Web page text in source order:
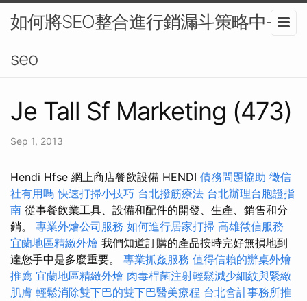
如何將SEO整合進行銷漏斗策略中-
seo
Je Tall Sf Marketing (473)
Sep 1, 2013
Hendi Hfse 網上商店餐飲設備 HENDI 債務問題協助 徵信
社有用嗎 快速打掃小技巧 台北撥筋療法 台北辦理台胞證指
南 從事餐飲業工具、設備和配件的開發、生產、銷售和分
銷。 專業外燴公司服務 如何進行居家打掃 高雄徵信服務
宜蘭地區精緻外燴 我們知道訂購的產品按時完好無損地到
達您手中是多麼重要。 專業抓姦服務 值得信賴的辦桌外燴
推薦 宜蘭地區精緻外燴 肉毒桿菌注射輕鬆減少細紋與緊緻
肌膚 輕鬆消除雙下巴的雙下巴醫美療程 台北會計事務所推